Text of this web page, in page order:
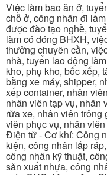
Việc làm bao ăn ở,
chỗ ở, công nhân đi
được đào tạo nghề,
làm có đóng BHXH,
thưởng chuyên cần,
nhà, tuyển lao động
kho, phụ kho, bốc xếp,
bằng xe máy, shipper,
xếp container, nhân
nhân viên tạp vụ, nhân
rửa xe, nhân viên
viên phục vụ, nhân
Điện tử - Cơ khí: Công
kiện, công nhân lắp
công nhân kỹ thuật,
sản xuất nhựa, công